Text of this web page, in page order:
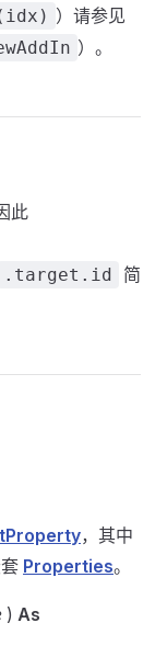
）请参见
）。
此
.target.id
简
，其中
Properties。
) As